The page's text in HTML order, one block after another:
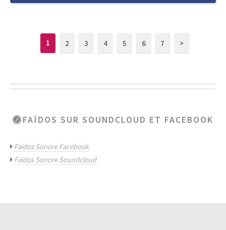
1 2 3 4 5 6 7 >
FAÏDOS SUR SOUNDCLOUD ET FACEBOOK
Faïdos Sonore Facebook
Faïdos Sonore Soundcloud